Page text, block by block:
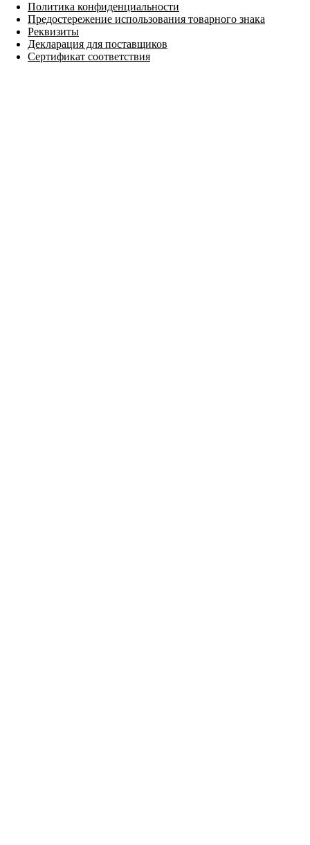
Политика конфиденциальности
Предостережение использования товарного знака
Реквизиты
Декларация для поставщиков
Сертификат соответствия